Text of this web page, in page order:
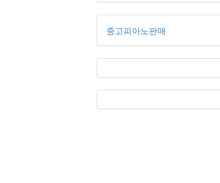
중고피아노판매